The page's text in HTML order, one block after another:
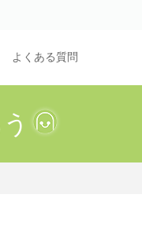
よくある質問